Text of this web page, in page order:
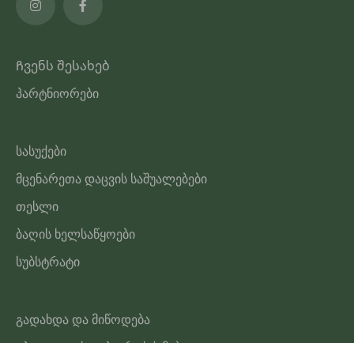
Ჩვენს შესახებ
პარტნიორები
სასუქები
მცენარეთა დაცვის საშუალებები
თესლი
ბაღის ხელსაწყოები
სუბსტრატი
გადახდა და მიწოდება